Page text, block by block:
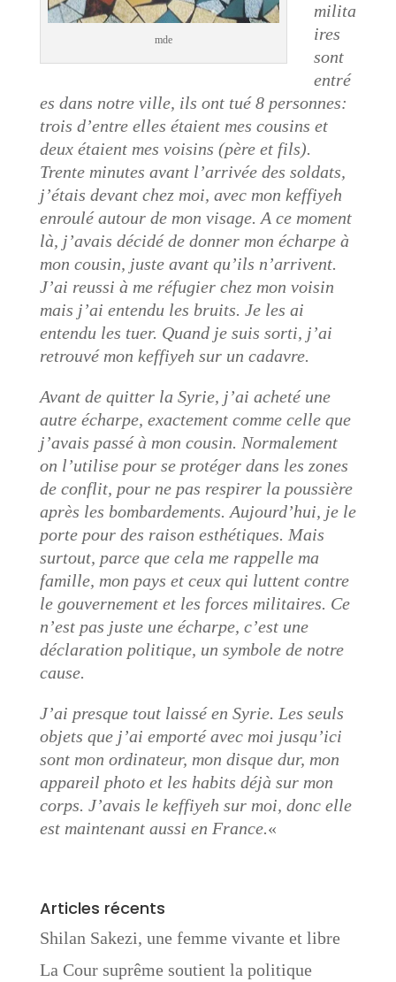
mde
milita
ires
sont
entré
es dans notre ville, ils ont tué 8 personnes:
trois d’entre elles étaient mes cousins ​​et
deux étaient mes voisins (père et fils).
Trente minutes avant l’arrivée des soldats,
j’étais devant chez moi, avec mon keffiyeh
enroulé autour de mon visage. A ce moment
là, j’avais décidé de donner mon écharpe à
mon cousin, juste avant qu’ils n’arrivent.
J’ai reussi à me réfugier chez mon voisin
mais j’ai entendu les bruits. Je les ai
entendu les tuer. Quand je suis sorti, j’ai
retrouvé mon keffiyeh sur un cadavre.
Avant de quitter la Syrie, j’ai acheté une
autre écharpe, exactement comme celle que
j’avais passé à mon cousin. Normalement
on l’utilise pour se protéger dans les zones
de conflit, pour ne pas respirer la poussière
après les bombardements. Aujourd’hui, je le
porte pour des raison esthétiques. Mais
surtout, parce que cela me rappelle ma
famille, mon pays et ceux qui luttent contre
le gouvernement et les forces militaires. Ce
n’est pas juste une écharpe, c’est une
déclaration politique, un symbole de notre
cause.
J’ai presque tout laissé en Syrie. Les seuls
objets que j’ai emporté avec moi jusqu’ici
sont mon ordinateur, mon disque dur, mon
appareil photo et les habits déjà sur mon
corps. J’avais le keffiyeh sur moi, donc elle
est maintenant aussi en France.«
Articles récents
Shilan Sakezi, une femme vivante et libre
La Cour suprême soutient la politique